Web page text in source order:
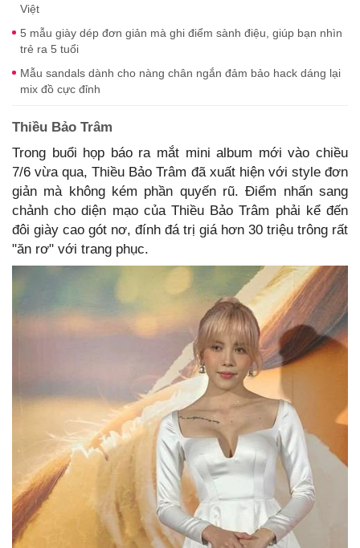
Việt
5 mẫu giày dép đơn giản mà ghi điểm sành điệu, giúp bạn nhìn
trẻ ra 5 tuổi
Mẫu sandals dành cho nàng chân ngắn đảm bảo hack dáng lại
mix đồ cực đỉnh
Thiều Bảo Trâm
Trong buổi họp báo ra mắt mini album mới vào chiều
7/6 vừa qua, Thiều Bảo Trâm đã xuất hiện với style đơn
giản mà không kém phần quyến rũ. Điểm nhấn sang
chảnh cho diện mạo của Thiều Bảo Trâm phải kể đến
đôi giày cao gót nơ, đính đá trị giá hơn 30 triệu trông rất
"ăn rơ" với trang phục.